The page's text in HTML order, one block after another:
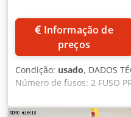
19.963 [h] ACESSÓRIOS -
sinalização tricolor -
acionadas em: S11, S21,
Extração de peças - Ejetor
transportadora de peças -
Tanque de fluido de
alta pressão * com filtro de
FMB Minimag20/3200 -
preços
Condição: usado, DADOS
Número de fusos: 2 FUSO
barra: 13 [mm] -
- Velocidade do fuso: